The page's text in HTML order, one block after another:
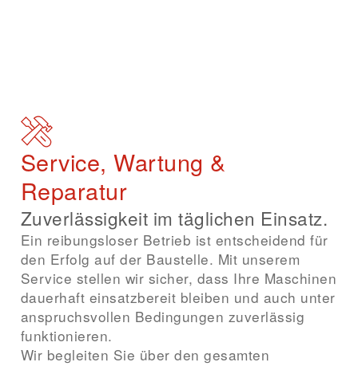
Service, Wartung &
Reparatur
Zuverlässigkeit im täglichen Einsatz.
Ein reibungsloser Betrieb ist entscheidend für
den Erfolg auf der Baustelle. Mit unserem
Service stellen wir sicher, dass Ihre Maschinen
dauerhaft einsatzbereit bleiben und auch unter
anspruchsvollen Bedingungen zuverlässig
funktionieren.
Wir begleiten Sie über den gesamten